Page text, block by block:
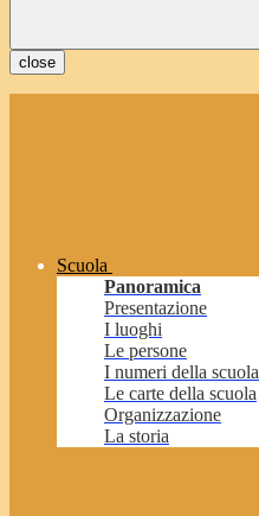
close
Scuola
Panoramica
Presentazione
I luoghi
Le persone
I numeri della scuola
Le carte della scuola
Organizzazione
La storia